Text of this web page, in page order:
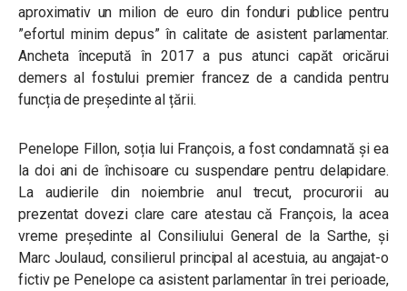
aproximativ un milion de euro din fonduri publice pentru
”efortul minim depus” în calitate de asistent parlamentar.
Ancheta începută în 2017 a pus atunci capăt oricărui
demers al fostului premier francez de a candida pentru
funcția de președinte al țării.
Penelope Fillon, soția lui François, a fost condamnată și ea
la doi ani de închisoare cu suspendare pentru delapidare.
La audierile din noiembrie anul trecut, procurorii au
prezentat dovezi clare care atestau că François, la acea
vreme președinte al Consiliului General de la Sarthe, și
Marc Joulaud, consilierul principal al acestuia, au angajat-o
fictiv pe Penelope ca asistent parlamentar în trei perioade,